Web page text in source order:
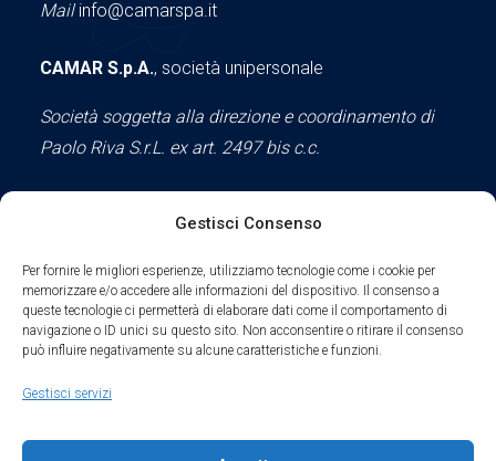
Gestisci Consenso
Per fornire le migliori esperienze, utilizziamo tecnologie come i cookie per
memorizzare e/o accedere alle informazioni del dispositivo. Il consenso a
queste tecnologie ci permetterà di elaborare dati come il comportamento di
navigazione o ID unici su questo sito. Non acconsentire o ritirare il consenso
può influire negativamente su alcune caratteristiche e funzioni.
Gestisci servizi
Mailinfo@camarspa.it
CAMAR S.p.A., società unipersonale
Società soggetta alla direzione e coordinamento di
Paolo Riva S.r.L. ex art. 2497 bis c.c.